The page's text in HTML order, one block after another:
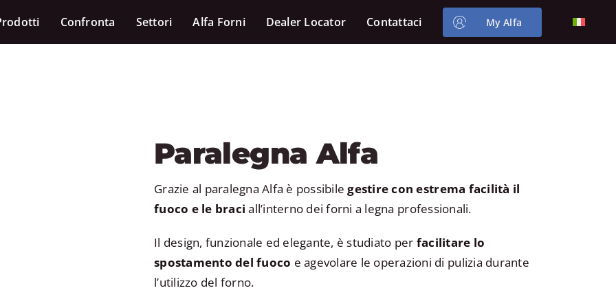
Confronta Settori Alfa Forni Dealer Locator Contattaci My Alfa
Paralegna Alfa
Grazie al paralegna Alfa è possibilegestire con estrema facilità il
fuoco e le braci all’interno dei forni a legna professionali.
Il design, funzionale ed elegante, è studiato per facilitare lo
spostamento del fuoco e agevolare le operazioni di pulizia durante
l’utilizzo del forno.